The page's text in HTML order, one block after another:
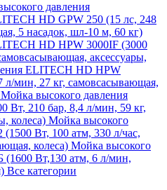
давления
HD GPW 250 (15 лс, 248
5 насадок, шл-10 м, 60 кг)
HD HPW 3000IF (3000
аксессуары,
ELITECH HD HPW
л/мин, 27 кг, самовсасывающая,
Мойка высокого давления
Вт, 210 бар, 8,4 л/мин, 59 кг,
колеса) Мойка высокого
Вт, 100 атм, 330 л/час,
колеса) Мойка высокого
Вт,130 атм, 6 л/мин,
Все категории